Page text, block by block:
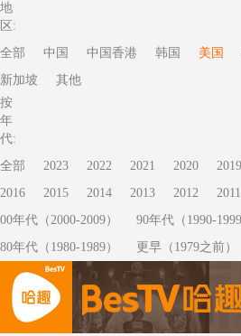
地
区:
全部
中国 中国香港 韩国 美国
新加坡
其他
按
年
代:
全部
2023 2022 2021 2020 2019
2016
2015 2014 2013 2012 2011
00年代（2000-2009）
90年代（1990-1999
80年代（1980-1989）
更早（1979之前）